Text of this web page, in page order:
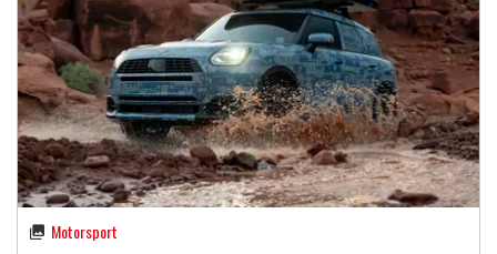
Motorsport